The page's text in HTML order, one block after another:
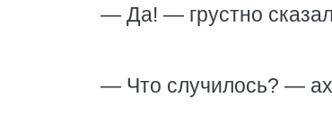
— Да! — грустно
— Что случилось? —